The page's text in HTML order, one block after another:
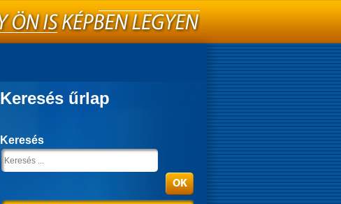
Keresés űrlap
Keresés